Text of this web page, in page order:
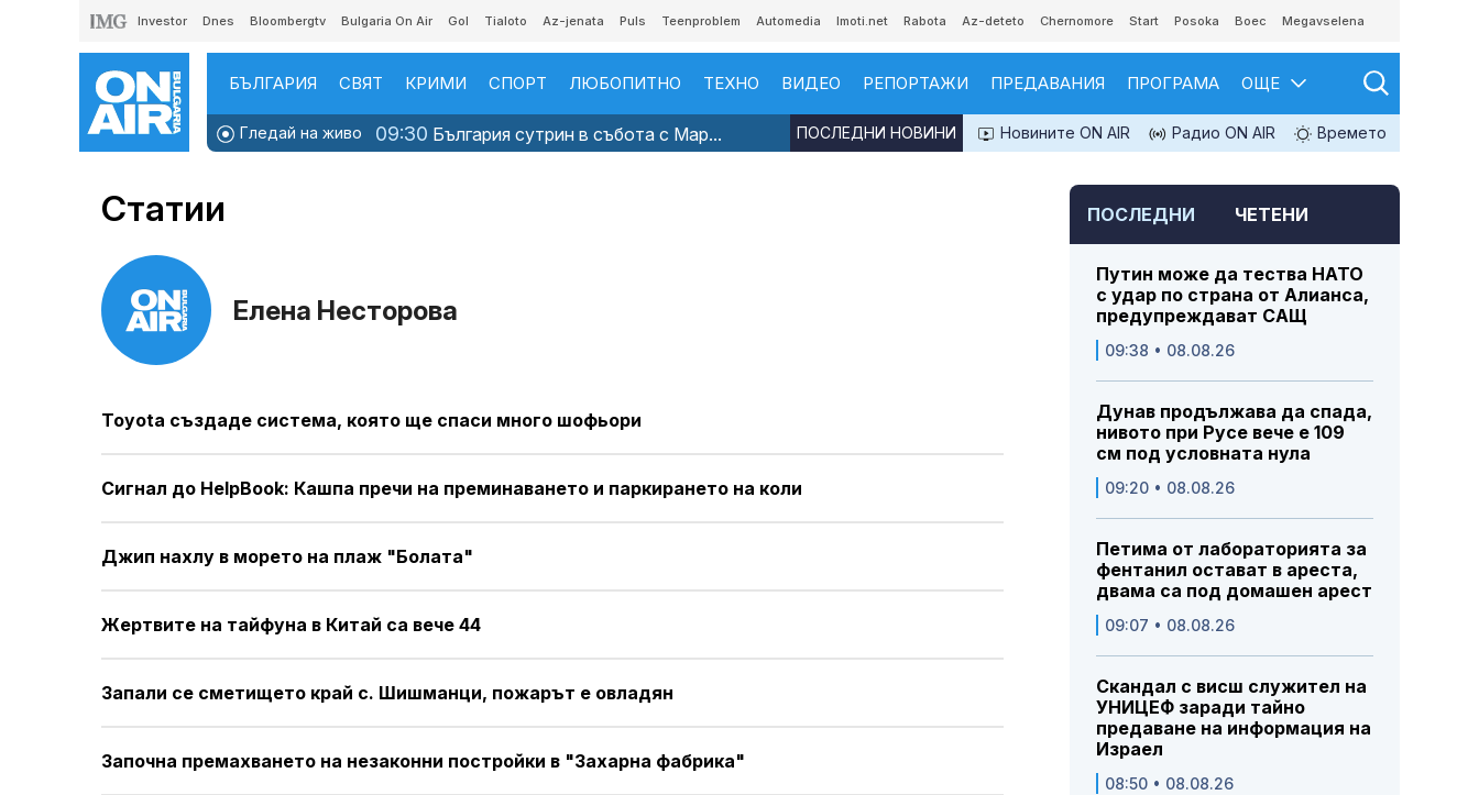
Investor Dnes Bloombergtv Bulgaria On Air Gol Tialoto Az-jenata Puls Teenproblem Automedia Imoti.net Rabota Az-deteto Chernomore Start Posoka Boec Megavselena
БЪЛГАРИЯ СВЯТ КРИМИ СПОРТ ЛЮБОПИТНО ТЕХНО ВИДЕО РЕПОРТАЖИ ПРЕДАВАНИЯ ПРОГРАМА ОЩЕ
Гледай на живо 09:30 България сутрин в събота с Мар... Новините ON AIR Радио ON AIR Времето
ПОСЛЕДНИ НОВИНИ
Статии
Елена Несторова
Toyota създаде система, която ще спаси много шофьори
Сигнал до HelpBook: Кашпа пречи на преминаването и паркирането на коли
Джип нахлу в морето на плаж "Болата"
Жертвите на тайфуна в Китай са вече 44
Запали се сметището край с. Шишманци, пожарът е овладян
Започна премахването на незаконни постройки в "Захарна фабрика"
ПОСЛЕДНИ ЧЕТЕНИ
Путин може да тества НАТО
с удар по страна от Алианса,
предупреждават САЩ
09:38 • 08.08.26
Дунав продължава да спада,
нивото при Русе вече е 109
см под условната нула
09:20 • 08.08.26
Петима от лабораторията за
фентанил остават в ареста,
двама са под домашен арест
09:07 • 08.08.26
Скандал с висш служител на
УНИЦЕФ заради тайно
предаване на информация на
Израел
08:50 • 08.08.26